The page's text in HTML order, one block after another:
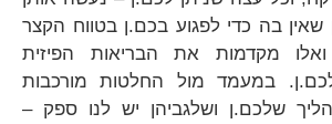
בה כדי לפגוע בכם.ן בטווח הקצר
מקדמות את הבריאות הפיזית
במעמד מול החלטות מורכבות
שלכם.ן ושלגביהן יש לנו ספק –